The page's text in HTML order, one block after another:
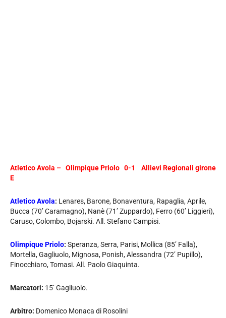
Atletico Avola – Olimpique Priolo 0-1 Allievi Regionali girone
E
Atletico Avola: Lenares, Barone, Bonaventura, Rapaglia, Aprile,
Bucca (70’ Caramagno), Nanè (71’ Zuppardo), Ferro (60’ Liggieri),
Caruso, Colombo, Bojarski. All. Stefano Campisi.
Olimpique Priolo: Speranza, Serra, Parisi, Mollica (85’ Falla),
Mortella, Gagliuolo, Mignosa, Ponish, Alessandra (72’ Pupillo),
Finocchiaro, Tomasi. All. Paolo Giaquinta.
Marcatori: 15’ Gagliuolo.
Arbitro: Domenico Monaca di Rosolini